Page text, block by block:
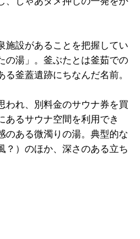
施設があることを把握してい
の湯」。釜ぶたとは釜茹での
釜蓋遺跡にちなんだ名前。
われ、別料金のサウナ券を買
あるサウナ空間を利用でき
のある微濁りの湯。典型的な
？）のほか、深さのある立ち